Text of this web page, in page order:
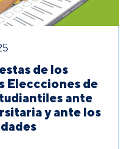
de los
Eleccciones de
ante
y ante los